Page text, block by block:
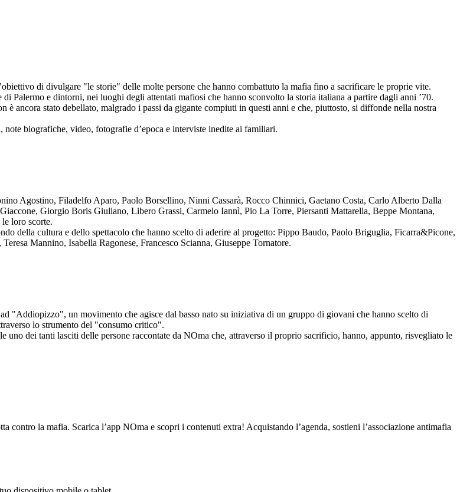
di divulgare "le storie" delle molte persone che hanno combattuto la mafia fino a sacrificare le proprie vite.
Palermo e dintorni, nei luoghi degli attentati mafiosi che hanno sconvolto la storia italiana a partire dagli anni ’70.
ancora stato debellato, malgrado i passi da gigante compiuti in questi anni e che, piuttosto, si diffonde nella nostra
biografiche, video, fotografie d’epoca e interviste inedite ai familiari.
Agostino, Filadelfo Aparo, Paolo Borsellino, Ninni Cassarà, Rocco Chinnici, Gaetano Costa, Carlo Alberto Dalla
Giorgio Boris Giuliano, Libero Grassi, Carmelo Iannì, Pio La Torre, Piersanti Mattarella, Beppe Montana,
loro scorte.
della cultura e dello spettacolo che hanno scelto di aderire al progetto: Pippo Baudo, Paolo Briguglia, Ficarra&Picone,
Mannino, Isabella Ragonese, Francesco Scianna, Giuseppe Tornatore.
"Addiopizzo", un movimento che agisce dal basso nato su iniziativa di un gruppo di giovani che hanno scelto di
lo strumento del "consumo critico".
dei tanti lasciti delle persone raccontate da NOma che, attraverso il proprio sacrificio, hanno, appunto, risvegliato le
contro la mafia. Scarica l’app NOma e scopri i contenuti extra! Acquistando l’agenda, sostieni l’associazione antimafia